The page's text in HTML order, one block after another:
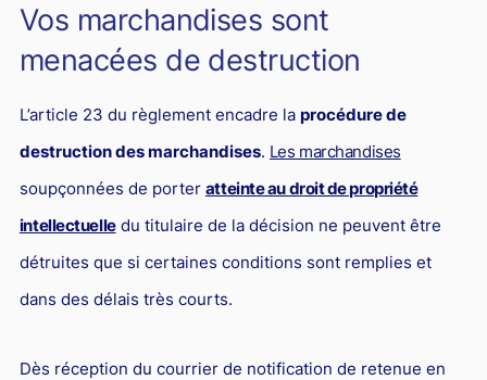
Banque et Assurance
Droit bancaire
Jurisprudences et actualités
Vos marchandises sont
menacées de destruction
L’article 23 du règlement encadre la procédure de
destruction des marchandises. Les marchandises
soupçonnées de porter atteinte au droit de propriété
intellectuelledu titulaire de la décision ne peuvent être
détruites que si certaines conditions sont remplies et
dans des délais très courts.
Dès réception du courrier de notification de retenue en